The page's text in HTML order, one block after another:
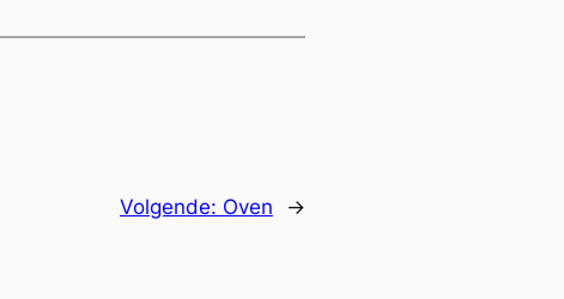
Volgende: Oven →